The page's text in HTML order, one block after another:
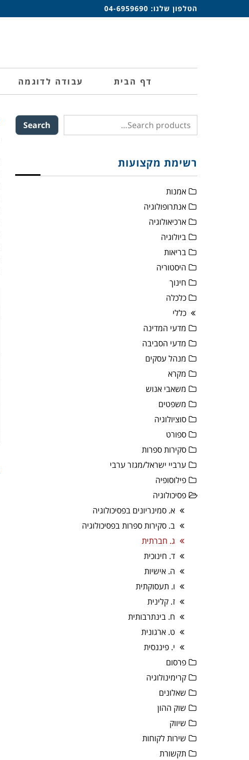
הטלפון שלנו: 04-6959690
דף הבית עבודה לדוגמה
Search
רשימת מקצועות
אמנות
אנתרופולוגיה
ארכיאולוגיה
ביולוגיה
בריאות
היסטוריה
חינוך
כלכלה
כללי
מדעי המדינה
מדעי הסביבה
מנהל עסקים
מקרא
משאבי אנוש
משפטים
סוציולוגיה
ספורט
סקירות ספרות
ערביי ישראל/מגזר ערבי
פילוסופיה
פסיכולוגיה
א. סמינריונים בפסיכולוגיה
ב. סקירות ספרות בפסיכולוגיה
ג. חברתית
ד. חינוכית
ה. אישיות
ו. תעסוקתית
ז. קלינית
ח. בינתרבותית
ט. ארגונית
י. פיננסית
פרסום
קרימינולוגיה
שאלונים
שוק ההון
שיווק
שירות לקוחות
תקשורת